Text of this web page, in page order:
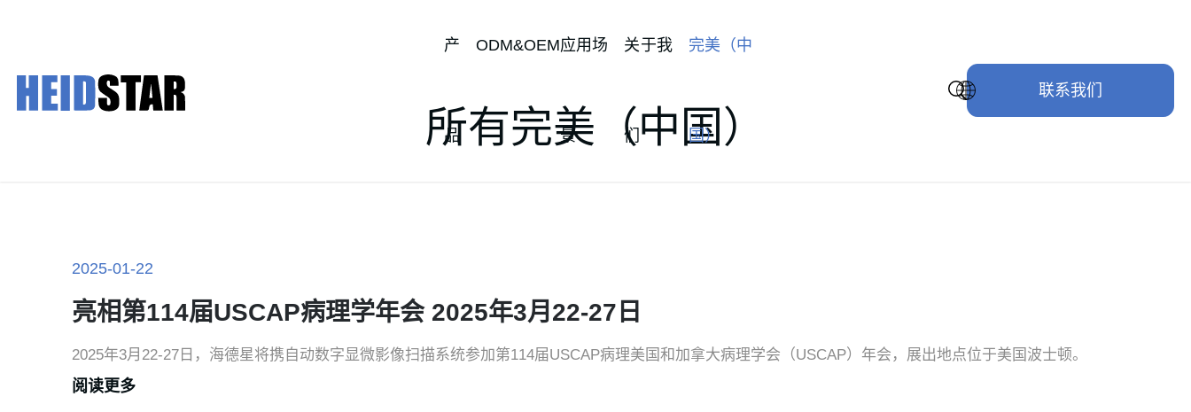
产
品
ODM&OEM应用场
景
关于我
们
完美（中
国）
联系我们
所有完美（中国）
2025-01-22
亮相第114届USCAP病理学年会 2025年3月22-27日
2025年3月22-27日，海德星将携自动数字显微影像扫描系统参加第114届USCAP病理美国和加拿大病理学会（USCAP）年会，展出地点位于美国波士顿。
阅读更多